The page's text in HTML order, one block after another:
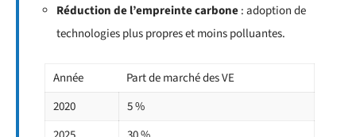
Réduction de l’empreinte carbone: adoption de
technologies plus propres et moins polluantes.
Année
Part de marché des VE
2020
5 %